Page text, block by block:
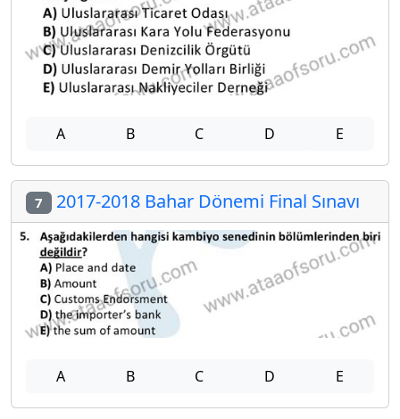
A B C D E
7 2017-2018 Bahar Dönemi Final Sınavı
A B C D E